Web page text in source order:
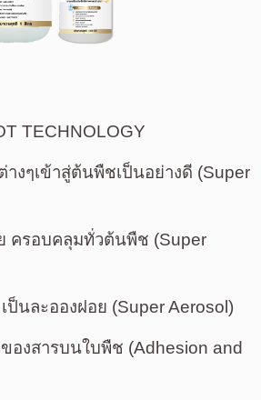
TECHNOLOGY
างๆเข้าสู่ต้นพืชเป็นอย่างดี (Super
ครอบคลุมทั่วต้นพืช (Super
ป็นละอองฝอย (Super Aerosol)
ของสารบนใบพืช (Adhesion and